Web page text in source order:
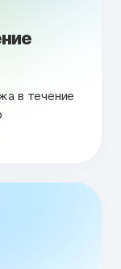
в течение